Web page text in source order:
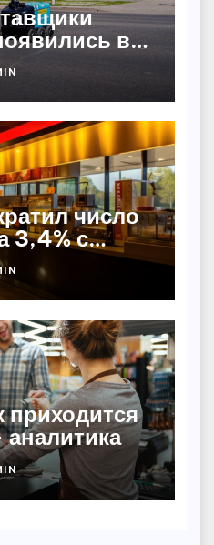
в
число
3,4% с
INFOLine
приходится